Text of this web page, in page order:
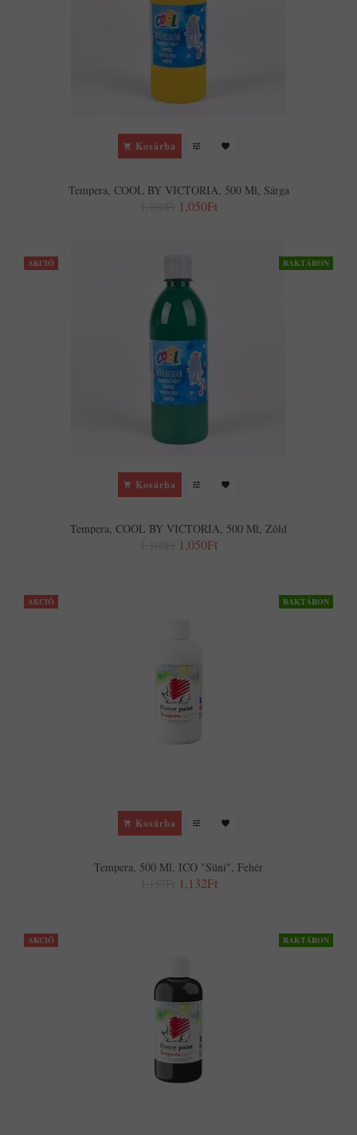
Kosárba
Tempera, COOL BY VICTORIA, 500 Ml, Sárga
1,050Ft
AKCIÓ RAKTÁRON
Kosárba
Tempera, COOL BY VICTORIA, 500 Ml, Zöld
1,050Ft
AKCIÓ RAKTÁRON
Kosárba
Tempera, 500 Ml, ICO "Süni", Fehér
1,132Ft
AKCIÓ RAKTÁRON